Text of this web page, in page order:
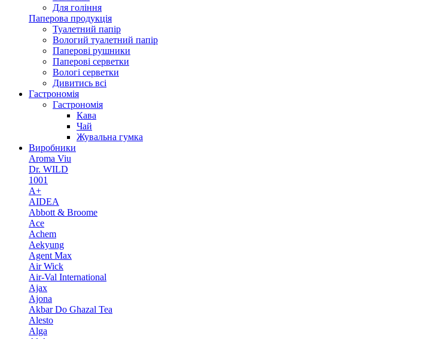
Для гоління
Паперова продукція
Туалетний папір
Вологий туалетний папір
Паперові рушники
Паперові серветки
Вологі серветки
Дивитись всі
Гастрономія
Гастрономія
Кава
Чай
Жувальна гумка
Виробники
Aroma Viu
Dr. WILD
1001
A+
AIDEA
Abbott & Broome
Ace
Achem
Aekyung
Agent Max
Air Wick
Air-Val International
Ajax
Ajona
Akbar Do Ghazal Tea
Alesto
Alga